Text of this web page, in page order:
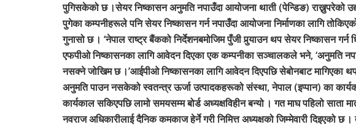
पुगिसकेको छ ।सेयर निष्कासन अनुमति नपाउँदा आयोजना थाती (पेन्डिङ) राख्नुपरेको
पुगेका कम्पनीहरूले पनि सेयर निष्कासन गर्न नपाउँदा आयोजना निर्माणका लागि
गुनासो छ । ‘नेपाल राष्ट्र बैंकको निर्देशनबमोजिम पुँजी पुर्‍याउन थप सेयर निष्कासन गर्न
एफपीओ निष्कासनका लागि आवेदन दिएका एक कम्पनीका सञ्चालकले भने, ‘अनुमति
नसक्ने जोखिम छ ।’आईपीओ निष्कासनका लागि आवेदन दिएपछि सेबोनबाट मागिएका
अनुमति पाउन नसकेको स्वतन्त्र ऊर्जा उत्पादकहरूको संस्था, नेपाल (इप्पान) का
कार्यकाल सकिएपछि लामो समयसम्म बोर्ड अध्यक्षविहीन बन्यो । गत माघ पहिलो साता
नवराज अधिकारीलाई दैनिक कमकाज हेर्ने गरी निमित्त अध्यक्षको जिम्मेवारी